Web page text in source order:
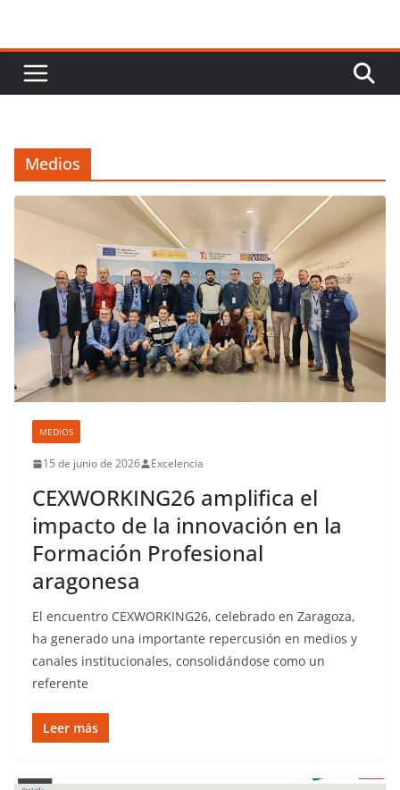
Medios
MEDIOS
15 de junio de 2026 Excelencia
CEXWORKING26 amplifica el
impacto de la innovación en la
Formación Profesional
aragonesa
El encuentro CEXWORKING26, celebrado en Zaragoza,
ha generado una importante repercusión en medios y
canales institucionales, consolidándose como un
referente
Leer más